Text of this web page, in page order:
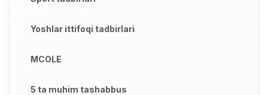
Yoshlar ittifoqi tadbirlari
MCOLE
5 ta muhim tashabbus